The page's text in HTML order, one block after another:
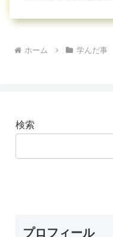
ホーム 学んだ事
検索
プロフィール